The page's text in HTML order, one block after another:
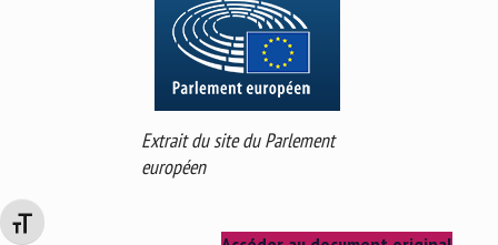
Changer la taille de la police
Extrait du site du Parlement
européen